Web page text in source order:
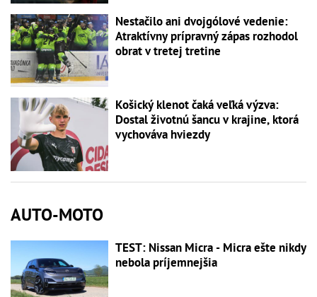
Nestačilo ani dvojgólové vedenie:
Atraktívny prípravný zápas rozhodol
obrat v tretej tretine
Košický klenot čaká veľká výzva:
Dostal životnú šancu v krajine, ktorá
vychováva hviezdy
AUTO-MOTO
TEST: Nissan Micra - Micra ešte nikdy
nebola príjemnejšia